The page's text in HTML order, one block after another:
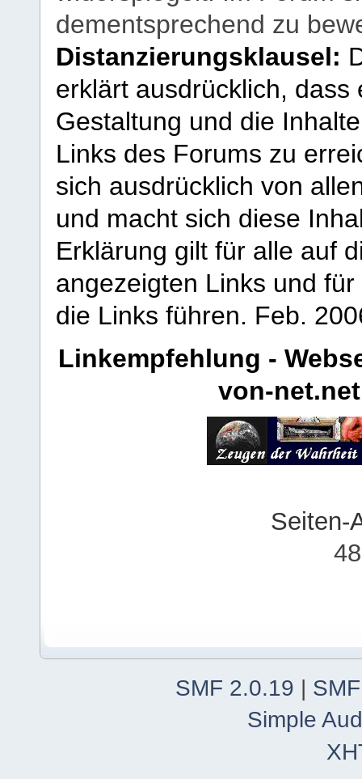
dementsprechend zu
Distanzierungsklausel:
erklärt ausdrücklich,
Gestaltung und die
Links des Forums zu
sich ausdrücklich von
und macht sich diese
Erklärung gilt für alle auf
angezeigten Links und
die Links führen. Feb.
Linkempfehlung -
von-net.net
Seiten-
SMF 2.0.19 |
Simple